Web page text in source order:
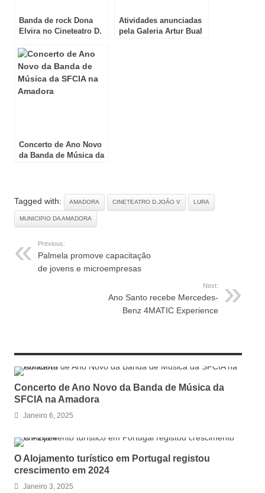
Banda de rock Dona
Elvira no Cineteatro D.
Atividades anunciadas
pela Galeria Artur Bual
Concerto de Ano Novo
da Banda de Música da
Tagged with: AMADORA CINETEATRO D.JOÃO V LURA
MUNICIPIO DA AMADORA
Previous:
Palmela promove capacitação
de jovens e microempresas
Next:
Ano Santo recebe Mercedes-
Benz 4MATIC Experience
Concerto de Ano Novo da Banda de Música da
SFCIA na Amadora
Janeiro 6, 2025
O Alojamento turístico em Portugal registou
crescimento em 2024
Janeiro 3, 2025